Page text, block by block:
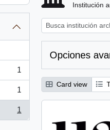
1
1
1
Institución
Opciones
Card view